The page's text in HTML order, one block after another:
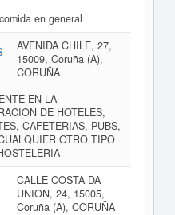
en general
AVENIDA CHILE, 27,
15009, Coruña (A),
CORUÑA
EN LA
DE HOTELES,
CAFETERIAS, PUBS,
OTRO TIPO
CALLE COSTA DA
UNION, 24, 15005,
Coruña (A), CORUÑA